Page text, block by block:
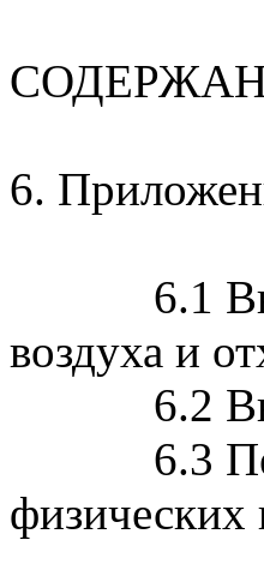
6.
6.1 Вывод
воздуха и
6.2
6.3
физических